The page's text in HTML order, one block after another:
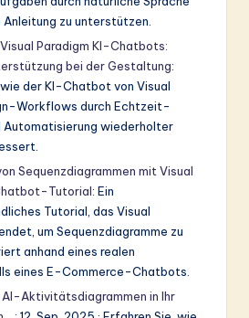
zu unterstützen.
Paradigm KI-Chatbots:
bei der Gestaltung:
der KI-Chatbot von Visual
Workflows durch Echtzeit-
Automatisierung wiederholter
Sequenzdiagrammen mit Visual
Tutorial: Ein
Tutorial, das Visual
um Sequenzdiagramme zu
anhand eines realen
eines E-Commerce-Chatbots.
Aktivitätsdiagrammen in Ihr